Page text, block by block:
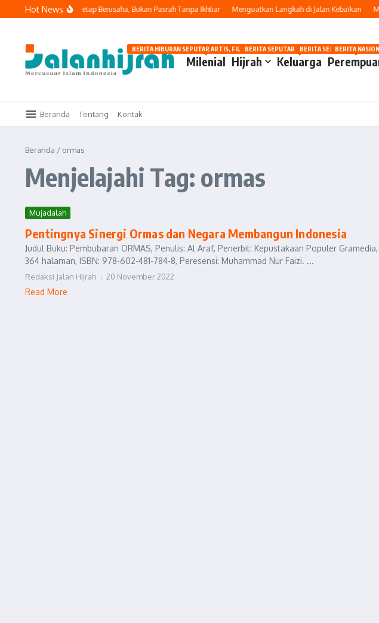
Lewati ke konten
Hot News
Benar Tawakal: Tetap Berusaha, Bukan Pasrah Tanpa Ikhtiar Menguatkan Langkah di Jalan Kebaikan
Milenial
BERITA HIBURAN SEPUTAR ARTIS, FILM, DAN GOSIP
Hijrah Keluarga
BERITA SEPUTAR OTOMOTIF HARI INI
BERITA SEPUTAR
BERITA
Beranda Tentang Kontak
Beranda / ormas
Menjelajahi Tag: ormas
Mujadalah
Pentingnya Sinergi Ormas dan Negara Membangun Indonesia
Judul Buku: Pembubaran ORMAS, Penulis: Al Araf, Penerbit: Kepustakaan Populer
364 halaman, ISBN: 978-602-481-784-8, Peresensi: Muhammad Nur Faizi. ...
Redaksi Jalan Hijrah 20 November 2022
Read More